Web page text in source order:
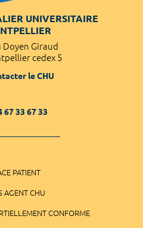
UNIVERSITAIRE
Doyen Giraud
cedex 5
le CHU
67 33 67 33
PATIENT
AGENT CHU
CONFORME